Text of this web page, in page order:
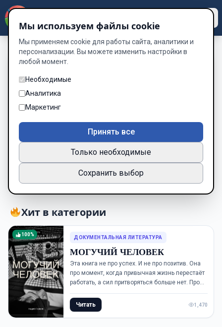
Книги о Психология —
читать онлайн
бесплатно
Подборка книг по жанру «Психология»
Новинки Популярные
Хит в категории
100%
ДОКУМЕНТАЛЬНАЯ ЛИТЕРАТУРА
МОГУЧИЙ ЧЕЛОВЕК
Эта книга не про успех. И не про позитив. Она
про момент, когда привычная жизнь перестаёт
работать, а сил притворяться больше нет. Про
состояние, в котором ты вроде бы всё сделал
правильно, но внутри пусто....
Читать 1,470
Мы используем файлы cookie
Мы применяем cookie для работы сайта, аналитики и
персонализации. Вы можете изменить настройки в
любой момент.
Необходимые
Аналитика
Маркетинг
Принять все
Только необходимые
Сохранить выбор